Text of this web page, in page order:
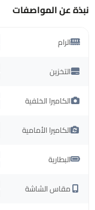
نبذة عن المواصفات
الرام
التخزين
الكاميرا الخلفية
الكاميرا الأمامية
البطارية
مقاس الشاشة